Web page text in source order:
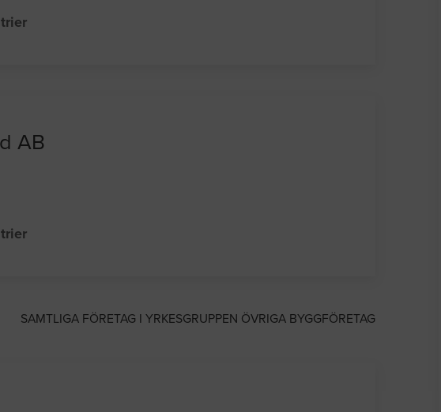
AB
SAMTLIGA FÖRETAG I YRKESGRUPPEN ÖVRIGA BYGGFÖRETAG